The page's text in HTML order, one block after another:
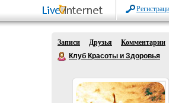
Записи Друзья
Комментарии
Клуб Красоты и Здоровья